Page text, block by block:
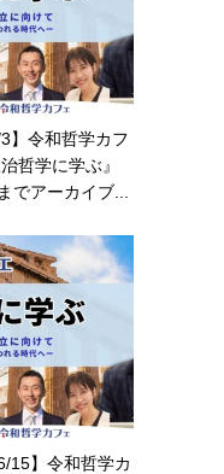
3】令和哲学カフ
哲学に学ぶ』
でアーカイブ...
15】令和哲学カ